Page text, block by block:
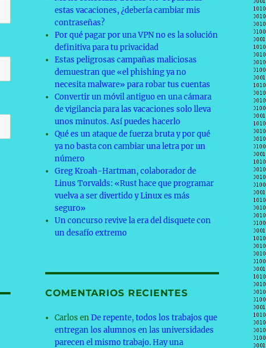
estas vacaciones, ¿debería cambiar mis
contraseñas?
Por qué pagar por una VPN no es la solución
definitiva para tu privacidad
Estas peligrosas campañas maliciosas
demuestran que «el phishing ya no
necesita malware» para robar tus cuentas
Convertir un móvil antiguo en una cámara
de vigilancia para las vacaciones solo lleva
unos minutos. Así puedes hacerlo
Qué es un ataque de fuerza bruta y por qué
ya no basta con cambiar una letra por un
número
Greg Kroah-Hartman, colaborador de
Linus Torvalds: «Rust hace que programar
vuelva a ser divertido y Linux es más
seguro»
Un concurso revive la era del disquete con
un desafío extremo
COMENTARIOS RECIENTES
Carlos enDe repente, todos los trabajos que
entregan los alumnos en las universidades
parecen el mismo trabajo. Hay una